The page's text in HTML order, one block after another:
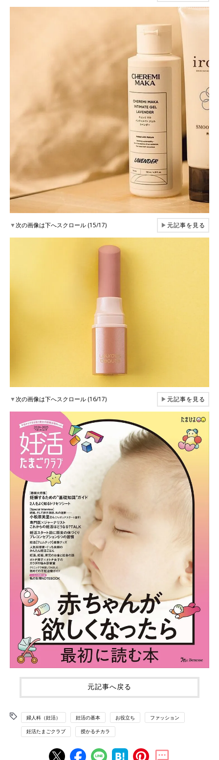
▼次の画像は下へスクロール (15/17) ▶元記事を見る
▼次の画像は下へスクロール (16/17) ▶元記事を見る
元記事へ戻る
婦人科（妊活） 妊活の基本 お役立ち ファッション
妊活たまごクラブ 授かるチカラ